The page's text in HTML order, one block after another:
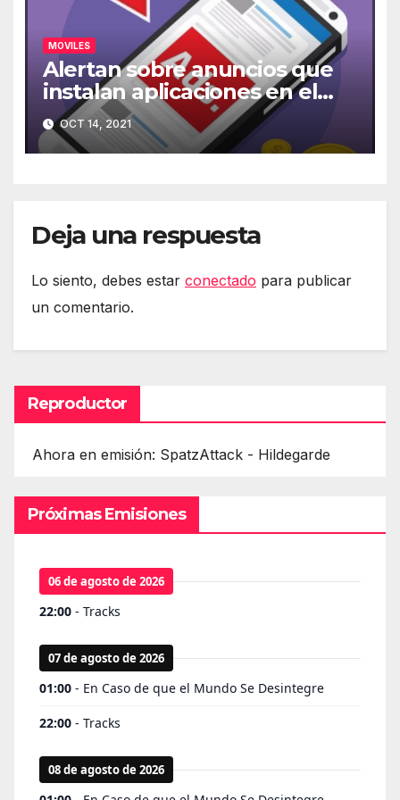
MOVILES
Alertan sobre anuncios que
instalan aplicaciones en el
móvil
OCT 14, 2021
Deja una respuesta
Lo siento, debes estar conectado para publicar
un comentario.
Reproductor
Ahora en emisión: SpatzAttack - Hildegarde
Próximas Emisiones